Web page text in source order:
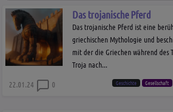
Das trojanische Pferd
Das trojanische Pferd ist eine
griechischen Mythologie und
mit der die Griechen während des
Troja nach...
22.01.24
0 Geschichte Gesellschaft